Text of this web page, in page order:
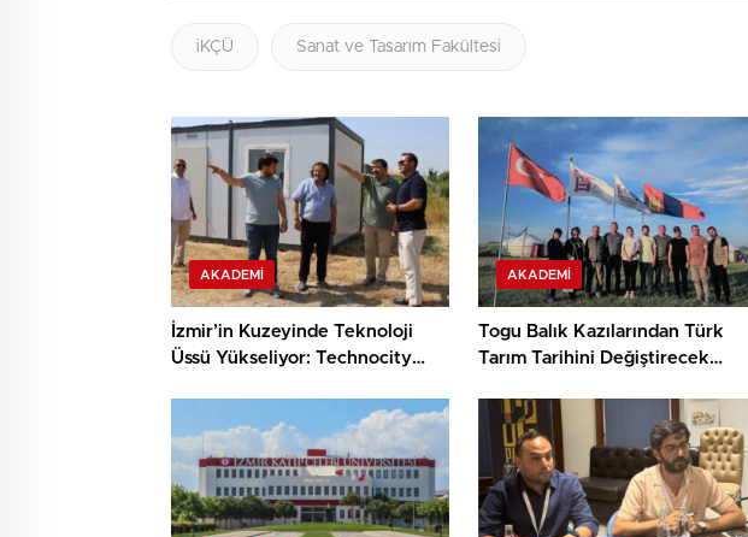
iKÇÜ Sanat ve Tasarım Fakültesi
AKADEMI
İzmir’in Kuzeyinde Teknoloji
Üssü Yükseliyor: Technocity
AKADEMI
Togu Balık Kazılarından Türk
Tarım Tarihini Değiştirecek